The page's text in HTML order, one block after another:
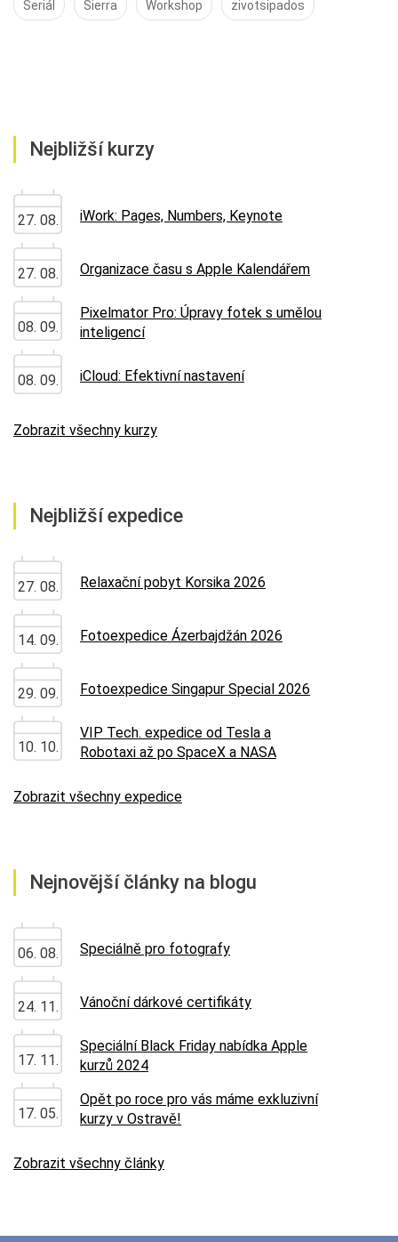
Seriál Sierra Workshop zivotsipados
Nejbližší kurzy
27. 08. iWork: Pages, Numbers, Keynote
27. 08. Organizace času s Apple Kalendářem
08. 09.
Pixelmator Pro: Úpravy fotek s umělou
inteligencí
08. 09. iCloud: Efektivní nastavení
Zobrazit všechny kurzy
Nejbližší expedice
27. 08. Relaxační pobyt Korsika 2026
14. 09. Fotoexpedice Ázerbajdžán 2026
29. 09. Fotoexpedice Singapur Special 2026
10. 10.
VIP Tech. expedice od Tesla a
Robotaxi až po SpaceX a NASA
Zobrazit všechny expedice
Nejnovější články na blogu
06. 08. Speciálně pro fotografy
24. 11. Vánoční dárkové certifikáty
17. 11.
Speciální Black Friday nabídka Apple
kurzů 2024
17. 05.
Opět po roce pro vás máme exkluzivní
kurzy v Ostravě!
Zobrazit všechny články